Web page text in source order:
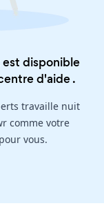
disponible
d'aide.
travaille nuit
comme votre
vous.